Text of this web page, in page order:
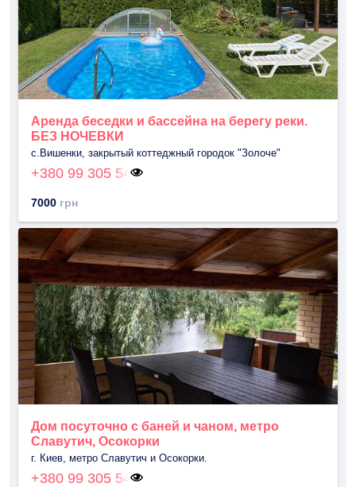
Аренда беседки и бассейна на берегу реки.
БЕЗ НОЧЕВКИ
с.Вишенки, закрытый коттеджный городок "Золоче"
+380 99 305 54
7000 грн
Дом посуточно с баней и чаном, метро
Славутич, Осокорки
г. Киев, метро Славутич и Осокорки.
+380 99 305 54